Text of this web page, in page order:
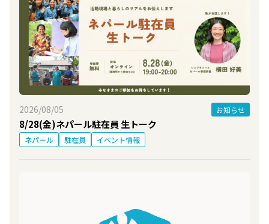
2026/08/05 お知らせ
8/28(金)ネパール駐在員 生トーク
ネパール 駐在員 イベント情報